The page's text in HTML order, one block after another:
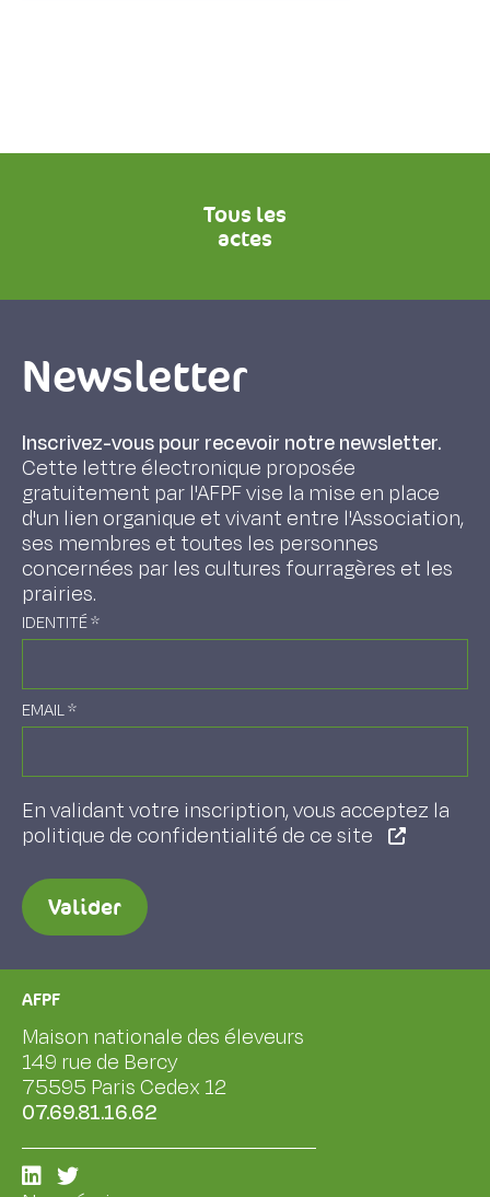
Tous les
actes
Newsletter
Inscrivez-vous pour recevoir notre newsletter.
Cette lettre électronique proposée
gratuitement par l'AFPF vise la mise en place
d'un lien organique et vivant entre l'Association,
ses membres et toutes les personnes
concernées par les cultures fourragères et les
prairies.
IDENTITÉ*
EMAIL*
En validant votre inscription, vous acceptez la
politique de confidentialité de ce site
Valider
AFPF
Maison nationale des éleveurs
149 rue de Bercy
75595 Paris Cedex 12
07.69.81.16.62